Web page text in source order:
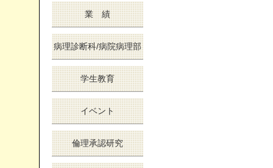
業 績
病理診断科/病院病理部
学生教育
イベント
倫理承認研究